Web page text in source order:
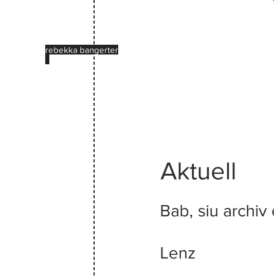
rebekka bangerter
Aktuell
Bab, siu archiv
Lenz